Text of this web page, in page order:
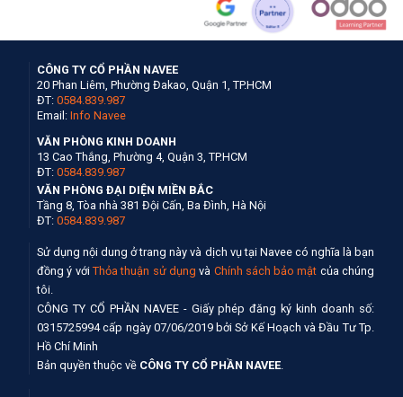
CÔNG TY CỔ PHẦN NAVEE
20 Phan Liêm, Phường Đakao, Quận 1, TP.HCM
ĐT: 0584.839.987
Email: Info Navee
VĂN PHÒNG KINH DOANH
13 Cao Thắng, Phường 4, Quận 3, TP.HCM
ĐT: 0584.839.987
VĂN PHÒNG ĐẠI DIỆN MIỀN BẮC
Tầng 8, Tòa nhà 381 Đội Cấn, Ba Đình, Hà Nội
ĐT: 0584.839.987
Sử dụng nội dung ở trang này và dịch vụ tại Navee có nghĩa là bạn
đồng ý với Thỏa thuận sử dụng và Chính sách bảo mật của chúng
tôi.
CÔNG TY CỔ PHẦN NAVEE - Giấy phép đăng ký kinh doanh số:
0315725994 cấp ngày 07/06/2019 bởi Sở Kế Hoạch và Đầu Tư Tp.
Hồ Chí Minh
Bản quyền thuộc về CÔNG TY CỔ PHẦN NAVEE